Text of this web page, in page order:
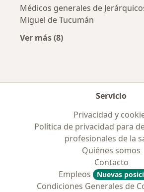
Médicos generales de
Miguel de Tucumán
Ver más (8)
Servicio
Privacidad y
Política de privacidad para
profesionales de la
Quiénes somos
Contacto
Empleos
Nuevas
Condiciones Generales de